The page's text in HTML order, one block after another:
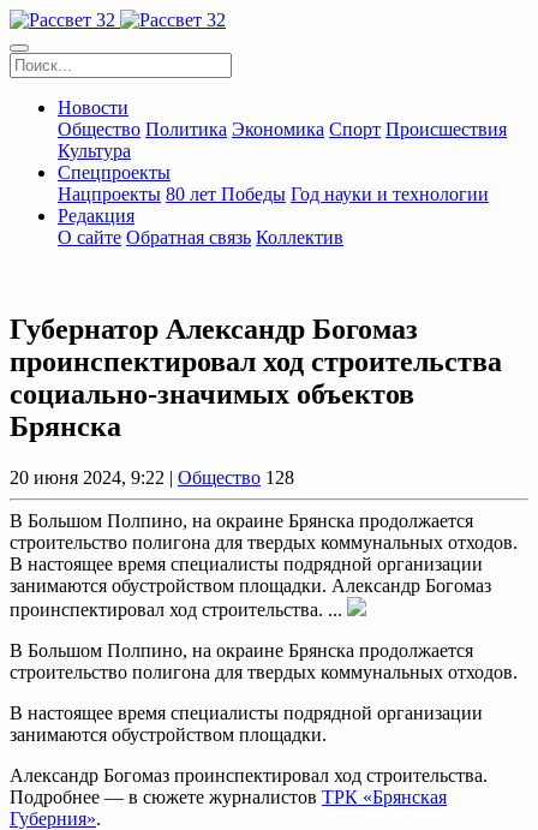
Новости
Общество Политика Экономика Спорт Происшествия
Культура
Спецпроекты
Нацпроекты 80 лет Победы Год науки и технологии
Редакция
О сайте Обратная связь Коллектив
Губернатор Александр Богомаз
проинспектировал ход строительства
социально-значимых объектов
Брянска
20 июня 2024, 9:22 | Общество 128
В Большом Полпино, на окраине Брянска продолжается
строительство полигона для твердых коммунальных отходов.
В настоящее время специалисты подрядной организации
занимаются обустройством площадки. Александр Богомаз
проинспектировал ход строительства. ...
В Большом Полпино, на окраине Брянска продолжается
строительство полигона для твердых коммунальных отходов.
В настоящее время специалисты подрядной организации
занимаются обустройством площадки.
Александр Богомаз проинспектировал ход строительства.
Подробнее — в сюжете журналистов ТРК «Брянская
Губерния».